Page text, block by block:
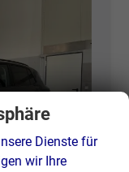
Dienste für
wir Ihre